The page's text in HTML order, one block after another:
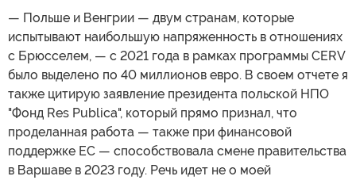
— Польше и Венгрии — двум странам, которые
испытывают наибольшую напряженность в отношениях
с Брюсселем, — с 2021 года в рамках программы CERV
было выделено по 40 миллионов евро. В своем отчете я
также цитирую заявление президента польской НПО
"Фонд Res Publica", который прямо признал, что
проделанная работа — также при финансовой
поддержке ЕС — способствовала смене правительства
в Варшаве в 2023 году. Речь идет не о моей